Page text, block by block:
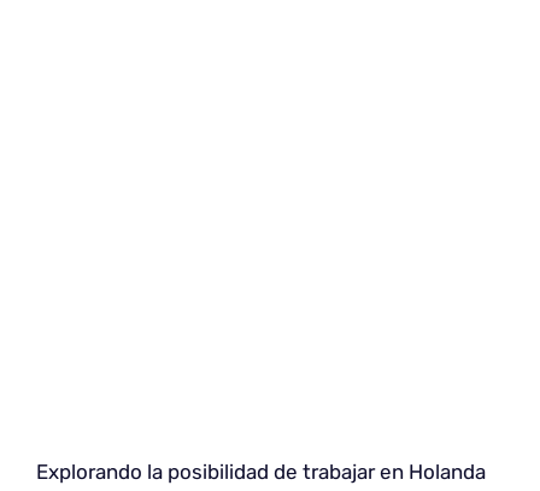
Explorando la posibilidad de trabajar en Holanda